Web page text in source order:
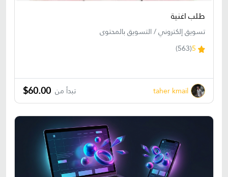
طلب اغنية
تسويق إلكتروني / التسويق بالمحتوى
5
(563)
taher kmail تبدأ من $60.00